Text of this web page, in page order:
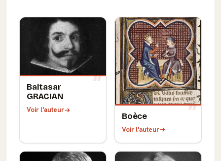
Baltasar
GRACIAN
Voir l'auteur
Boèce
Voir l'auteur